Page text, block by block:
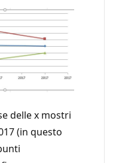
delle x mostri
(in questo